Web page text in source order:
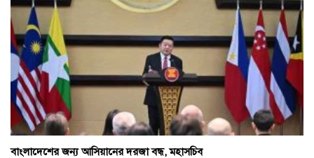
বাংলাদেশের জন্য আসিয়ানের দরজা বন্ধ, মহাসচিব